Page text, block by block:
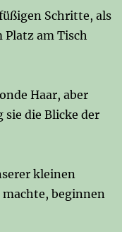
Schritte, als
am Tisch
Haar, aber
sie die Blicke der
kleinen
beginnen